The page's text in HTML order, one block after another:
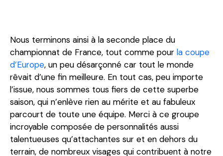
Nous terminons ainsi à la seconde place du
championnat de France, tout comme pour la coupe
d’Europe, un peu désarçonné car tout le monde
rêvait d’une fin meilleure. En tout cas, peu importe
l’issue, nous sommes tous fiers de cette superbe
saison, qui n’enlève rien au mérite et au fabuleux
parcourt de toute une équipe. Merci à ce groupe
incroyable composée de personnalités aussi
talentueuses qu’attachantes sur et en dehors du
terrain, de nombreux visages qui contribuent à notre